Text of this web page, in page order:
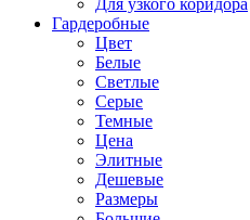
Для узкого коридора
Гардеробные
Цвет
Белые
Светлые
Серые
Темные
Цена
Элитные
Дешевые
Размеры